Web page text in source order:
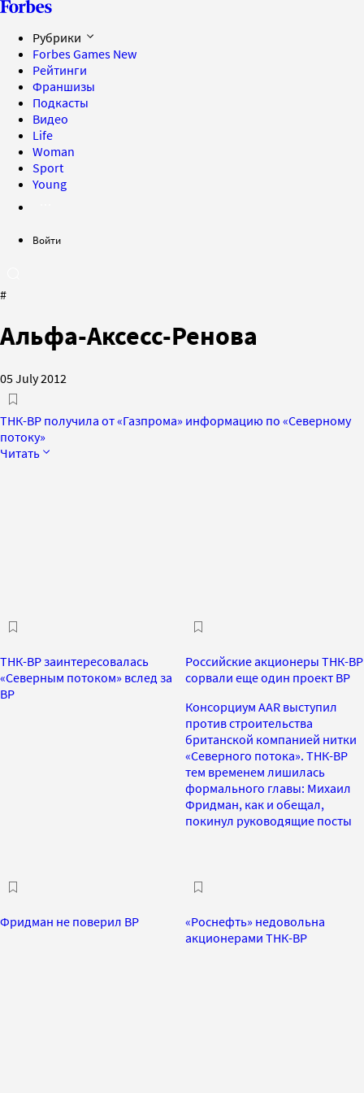
Рубрики
Forbes Games New
Рейтинги
Франшизы
Подкасты
Видео
Life
Woman
Sport
Young
Войти
#
Альфа-Аксесс-Ренова
05 July 2012
ТНК-BP получила от «Газпрома» информацию по «Северному
потоку»
Читать
ТНК-BP заинтересовалась
«Северным потоком» вслед за
BP
Российские акционеры ТНК-BP
сорвали еще один проект BP
Консорциум AAR выступил
против строительства
британской компанией нитки
«Северного потока». ТНК-BP
тем временем лишилась
формального главы: Михаил
Фридман, как и обещал,
покинул руководящие посты
Фридман не поверил BP
«Роснефть» недовольна
акционерами ТНК-BP